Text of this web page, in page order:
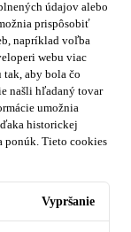
údajov alebo
prispôsobiť
napríklad voľba
webu viac
aby bola čo
našli hľadaný tovar
umožnia
historickej
ponúk. Tieto cookies
Vypršanie